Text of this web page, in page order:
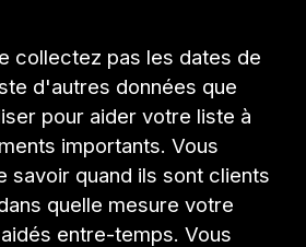
collectez pas les dates de
d'autres données que
pour aider votre liste à
importants. Vous
savoir quand ils sont clients
quelle mesure votre
entre-temps. Vous